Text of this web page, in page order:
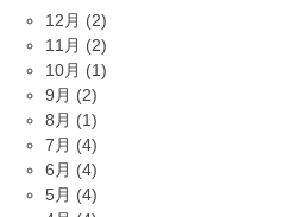
12月 (2)
11月 (2)
10月 (1)
9月 (2)
8月 (1)
7月 (4)
6月 (4)
5月 (4)